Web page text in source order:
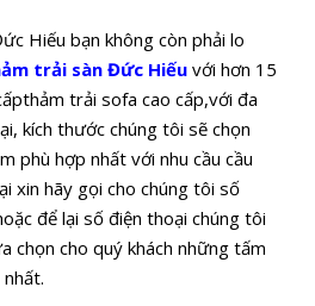
Hiếu bạn không còn phải lo
trải sàn Đức Hiếu với hơn 15
trải sofa cao cấp,với đa
kích thước chúng tôi sẽ chọn
phù hợp nhất với nhu cầu cầu
xin hãy gọi cho chúng tôi số
để lại số điện thoại chúng tôi
chọn cho quý khách những tấm